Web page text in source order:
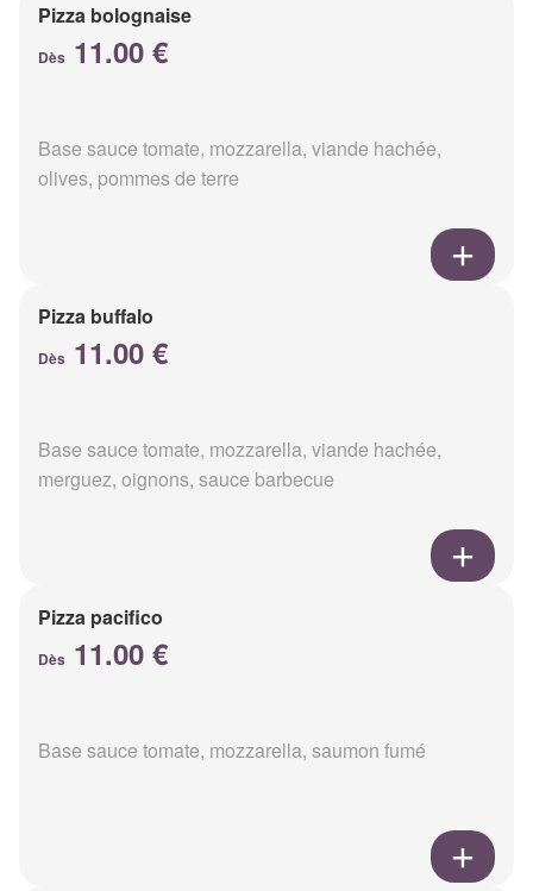
Pizza bolognaise
Dès 11.00 €
Base sauce tomate, mozzarella, viande hachée,
olives, pommes de terre
Pizza buffalo
Dès 11.00 €
Base sauce tomate, mozzarella, viande hachée,
merguez, oignons, sauce barbecue
Pizza pacifico
Dès 11.00 €
Base sauce tomate, mozzarella, saumon fumé